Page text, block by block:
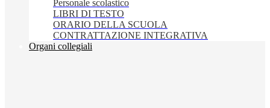
Personale scolastico
LIBRI DI TESTO
ORARIO DELLA SCUOLA
CONTRATTAZIONE INTEGRATIVA
Organi collegiali